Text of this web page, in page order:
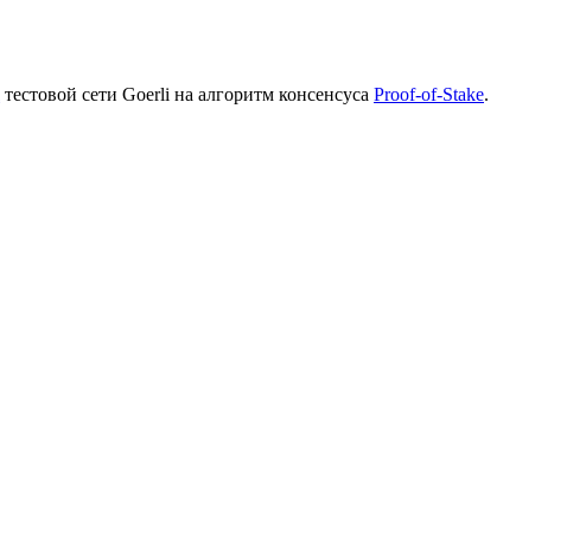
тестовой сети Goerli на алгоритм консенсуса Proof-of-Stake.